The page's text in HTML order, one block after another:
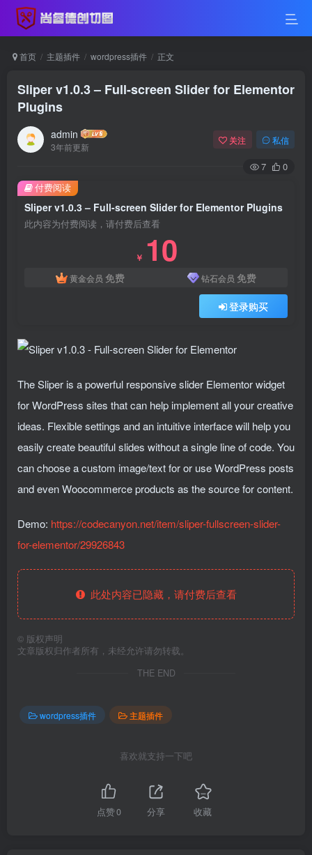
首页 主题插件 wordpress插件 正文
Sliper v1.0.3 – Full-screen Slider for Elementor
Plugins
admin
3年前更新
关注 私信
7 0
Sliper v1.0.3 – Full-screen Slider for Elementor Plugins
此内容为付费阅读，请付费后查看
￥ 10
黄金会员 免费 钻石会员 免费
登录购买
付费阅读
The Sliper is a powerful responsive slider Elementor widget
for WordPress sites that can help implement all your creative
ideas. Flexible settings and an intuitive interface will help you
easily create beautiful slides without a single line of code. You
can choose a custom image/text for or use WordPress posts
and even Woocommerce products as the source for content.
Demo: https://codecanyon.net/item/sliper-fullscreen-slider-
for-elementor/29926843
此处内容已隐藏，请付费后查看
© 版权声明
文章版权归作者所有，未经允许请勿转载。
THE END
wordpress插件 主题插件
喜欢就支持一下吧
点赞0 分享 收藏